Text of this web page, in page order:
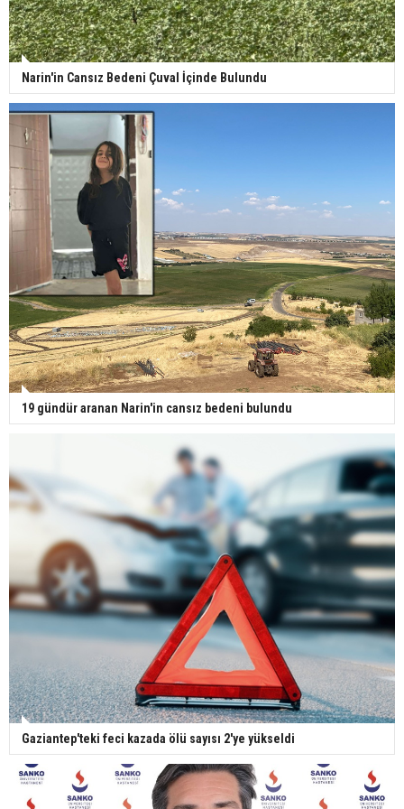
Narin'in Cansız Bedeni Çuval İçinde Bulundu
19 gündür aranan Narin'in cansız bedeni bulundu
Gaziantep'teki feci kazada ölü sayısı 2'ye yükseldi